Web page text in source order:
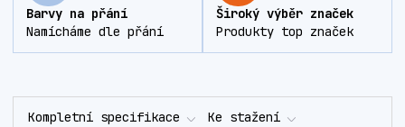
Barvy na přání
Namícháme dle přání
Široký výběr značek
Produkty top značek
Kompletní specifikace Ke stažení